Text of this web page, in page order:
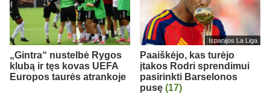
„Gintra“ nustelbė Rygos
klubą ir tęs kovas UEFA
Europos taurės atrankoje
Ispanijos La Liga
Paaiškėjo, kas turėjo
įtakos Rodri sprendimui
pasirinkti Barselonos
pusę (17)